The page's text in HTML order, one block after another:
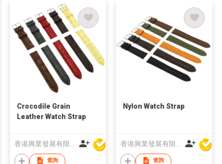
Crocodile Grain
Leather Watch Strap
查詢
Nylon Watch Strap
查詢